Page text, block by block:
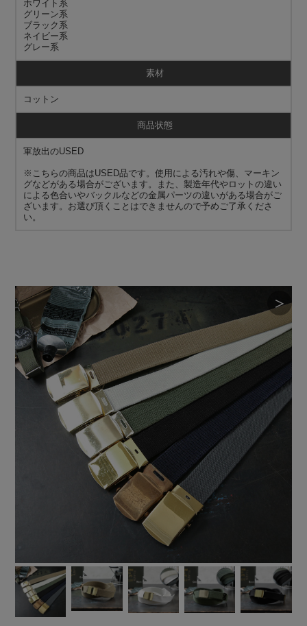
ホワイト系
グリーン系
ブラック系
ネイビー系
グレー系
素材
コットン
商品状態
軍放出のUSED
※こちらの商品はUSED品です。使用による汚れや傷、マーキン
グなどがある場合がございます。また、製造年代やロットの違い
による色合いやバックルなどの金属パーツの違いがある場合がご
ざいます。お選び頂くことはできませんので予めご了承くださ
い。
＞